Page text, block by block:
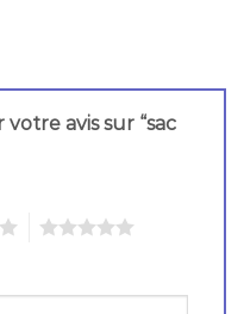
avis sur “sac